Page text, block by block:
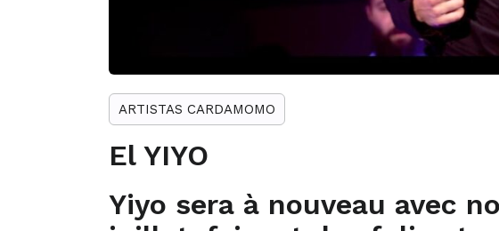
ARTISTAS CARDAMOMO
El YIYO
Yiyo sera à nouveau avec